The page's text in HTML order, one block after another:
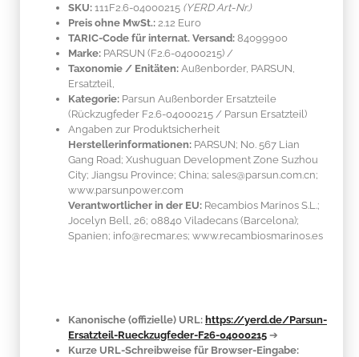
SKU: 111F2.6-04000215 (YERD Art-Nr.)
Preis ohne MwSt.: 2.12 Euro
TARIC-Code für internat. Versand: 84099900
Marke: PARSUN (F2.6-04000215) /
Taxonomie / Enitäten: Außenborder, PARSUN,
Ersatzteil,
Kategorie: Parsun Außenborder Ersatzteile
(Rückzugfeder F2.6-04000215 / Parsun Ersatzteil)
Angaben zur Produktsicherheit
Herstellerinformationen: PARSUN; No. 567 Lian
Gang Road; Xushuguan Development Zone Suzhou
City; Jiangsu Province; China; sales@parsun.com.cn;
www.parsunpower.com
Verantwortlicher in der EU: Recambios Marinos S.L.;
Jocelyn Bell, 26; 08840 Viladecans (Barcelona);
Spanien; info@recmar.es; www.recambiosmarinos.es
Kanonische (offizielle) URL: https://yerd.de/Parsun-
Ersatzteil-Rueckzugfeder-F26-04000215 ➔
Kurze URL-Schreibweise für Browser-Eingabe: